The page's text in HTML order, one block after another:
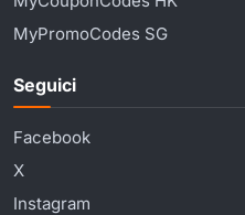
MyPromoCodes SG
Seguici
Facebook
X
Instagram